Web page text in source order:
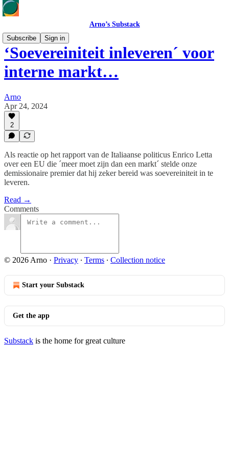
Arno’s Substack
Subscribe
Sign in
‘Soevereiniteit inleveren´ voor
interne markt…
Arno
Apr 24, 2024
2
Als reactie op het rapport van de Italiaanse politicus Enrico Letta
over een EU die ´meer moet zijn dan een markt´ stelde onze
demissionaire premier dat hij zeker bereid was soevereiniteit in te
leveren.
Read →
Comments
© 2026 Arno · Privacy ∙ Terms ∙ Collection notice
Start your Substack
Get the app
Substack is the home for great culture